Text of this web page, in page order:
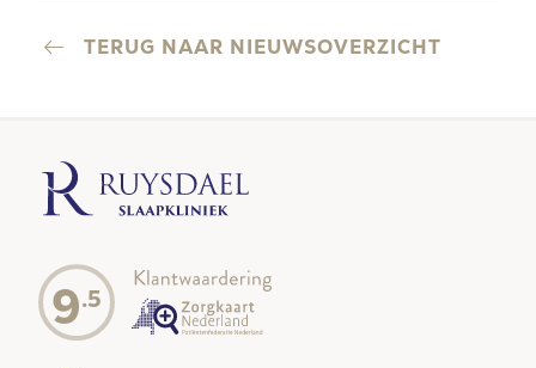
TERUG NAAR NIEUWSOVERZICHT
9.5